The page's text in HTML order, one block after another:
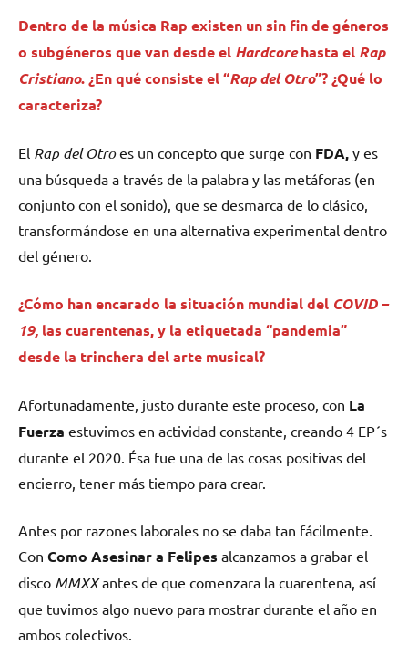
Dentro de la música Rap existen un sin fin de géneros
o subgéneros que van desde el Hardcorehasta el Rap
Cristiano. ¿En qué consiste el “Rap del Otro”? ¿Qué lo
caracteriza?
El Rap del Otroes un concepto que surge con FDA, y es
una búsqueda a través de la palabra y las metáforas (en
conjunto con el sonido), que se desmarca de lo clásico,
transformándose en una alternativa experimental dentro
del género.
¿Cómo han encarado la situación mundial del COVID –
19, las cuarentenas, y la etiquetada “pandemia”
desde la trinchera del arte musical?
Afortunadamente, justo durante este proceso, con La
Fuerza estuvimos en actividad constante, creando 4 EP´s
durante el 2020. Ésa fue una de las cosas positivas del
encierro, tener más tiempo para crear.
Antes por razones laborales no se daba tan fácilmente.
Con Como Asesinar a Felipes alcanzamos a grabar el
disco MMXXantes de que comenzara la cuarentena, así
que tuvimos algo nuevo para mostrar durante el año en
ambos colectivos.